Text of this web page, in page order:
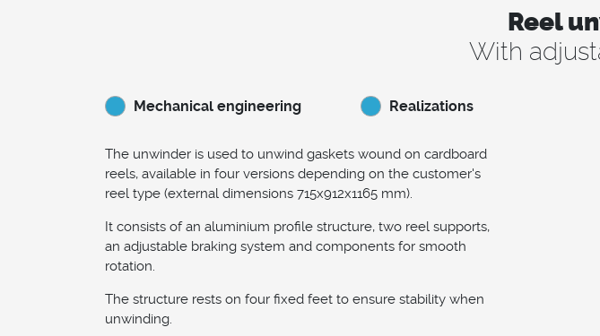
Reel
With
Mechanical engineering Realizations
The unwinder is used to unwind gaskets wound on cardboard
reels, available in four versions depending on the customer's
reel type (external dimensions 715x912x1165 mm).
It consists of an aluminium profile structure, two reel supports,
an adjustable braking system and components for smooth
rotation.
The structure rests on four fixed feet to ensure stability when
unwinding.